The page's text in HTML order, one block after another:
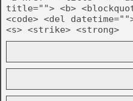
title=""> <b>
<code> <del
<s> <strike> <strong>